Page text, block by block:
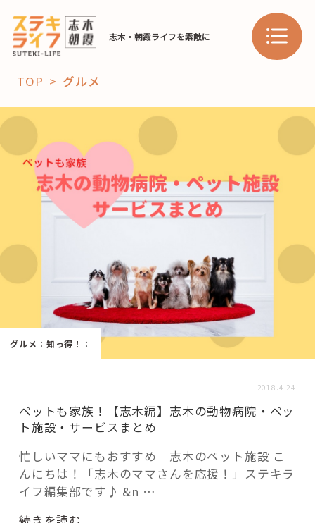
志木・朝霞ライフを素敵に
「コト」
子育て
おすすめ
スポット 学び・教育
HAREL HAREL
活用事例
fleXe リノベ事例
「ひと」
TOP グルメ
グルメ ： 知っ得！ ：
2018.4.24
ペットも家族！【志木編】志木の動物病院・ペッ
ト施設・サービスまとめ
忙しいママにもおすすめ 志木のペット施設 こ
んにちは！「志木のママさんを応援！」ステキラ
イフ編集部です♪ &n …